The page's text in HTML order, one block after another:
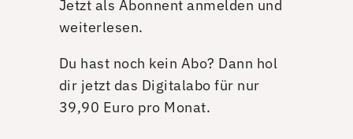
Jetzt als Abonnent anmelden und
weiterlesen.
Du hast noch kein Abo? Dann hol
dir jetzt das Digitalabo für nur
39,90 Euro pro Monat.